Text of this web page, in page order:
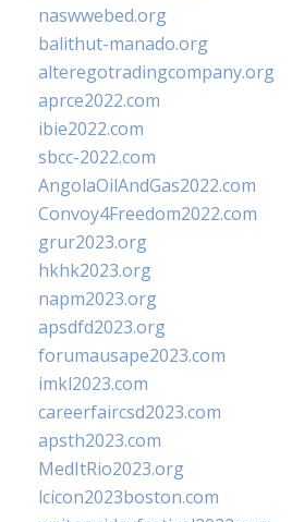
naswwebed.org
balithut-manado.org
alteregotradingcompany.org
aprce2022.com
ibie2022.com
sbcc-2022.com
AngolaOilAndGas2022.com
Convoy4Freedom2022.com
grur2023.org
hkhk2023.org
napm2023.org
apsdfd2023.org
forumausape2023.com
imkl2023.com
careerfaircsd2023.com
apsth2023.com
MedItRio2023.org
lcicon2023boston.com